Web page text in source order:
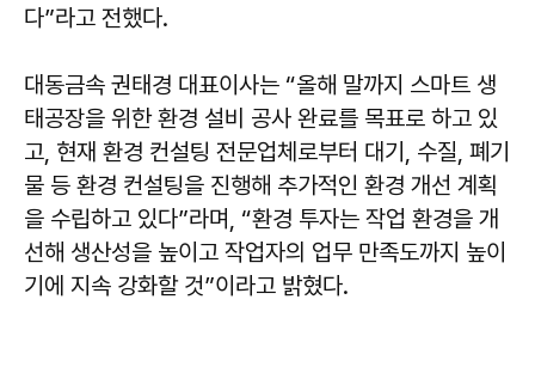
다”라고 전했다.
대동금속 권태경 대표이사는 “올해 말까지 스마트 생
태공장을 위한 환경 설비 공사 완료를 목표로 하고 있
고, 현재 환경 컨설팅 전문업체로부터 대기, 수질, 폐기
물 등 환경 컨설팅을 진행해 추가적인 환경 개선 계획
을 수립하고 있다”라며, “환경 투자는 작업 환경을 개
선해 생산성을 높이고 작업자의 업무 만족도까지 높이
기에 지속 강화할 것”이라고 밝혔다.